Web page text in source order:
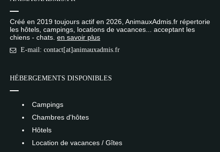
Créé en 2019 toujours actif en 2026, AnimauxAdmis.fr répertorie
les hôtels, campings, locations de vacances... acceptant les
chiens - chats. en savoir plus
E-mail: contact[at]animauxadmis.fr
HÉBERGEMENTS DISPONIBLES
Campings
Chambres d'hôtes
Hôtels
Location de vacances / Gîtes